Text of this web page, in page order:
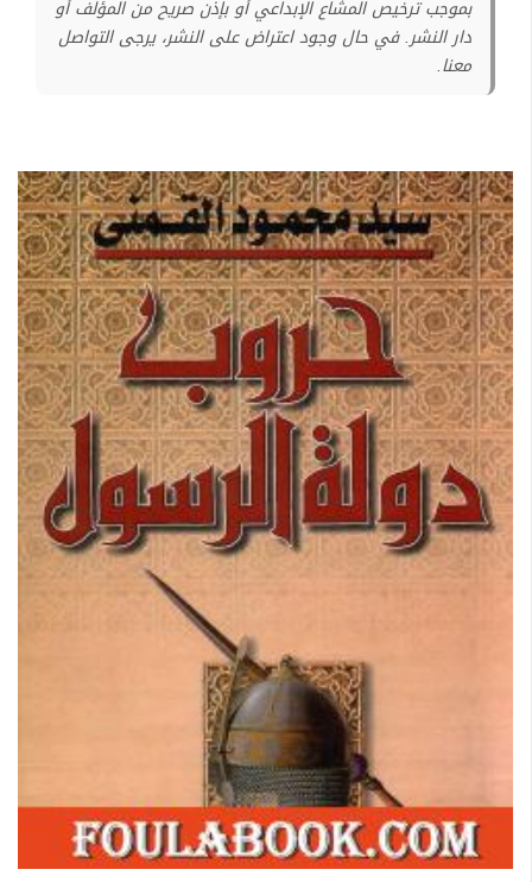
بموجب ترخيص المشاع الإبداعي أو بإذن صريح من المؤلف أو
دار النشر. في حال وجود اعتراض على النشر، يرجى التواصل
معنا.